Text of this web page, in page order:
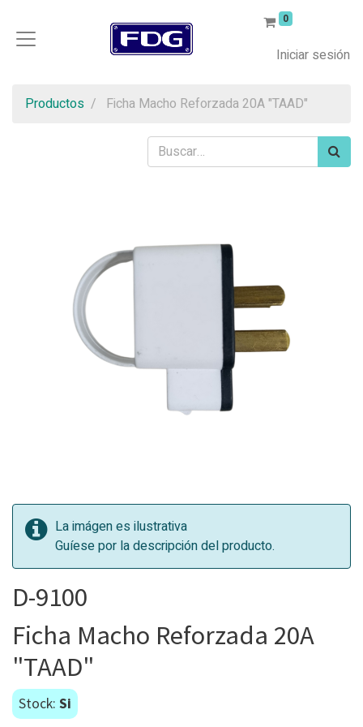
0
Iniciar sesión
Productos Ficha Macho Reforzada 20A "TAAD"
La imágen es ilustrativa
Guíese por la descripción del producto.
D-9100
Ficha Macho Reforzada 20A
"TAAD"
Stock: Si